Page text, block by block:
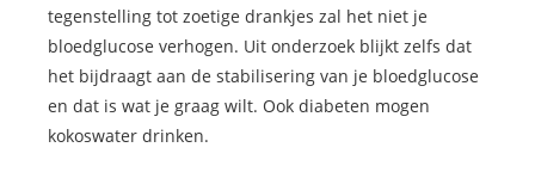
tegenstelling tot zoetige drankjes zal het niet je
bloedglucose verhogen. Uit onderzoek blijkt zelfs dat
het bijdraagt aan de stabilisering van je bloedglucose
en dat is wat je graag wilt. Ook diabeten mogen
kokoswater drinken.